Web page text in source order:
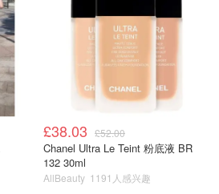
了其中2/3来凉拌当晚餐。热油淋
，些许盐；拌一拌开吃～ 吃上一
吧，可以吃很久还没有多少卡，简
价值很高：富含碘、维生素、镁、
种微量元素；口味也很鲜美。对我
能帮助肠蠕动，促消化；卡路里极
£38.03 £52.00
Chanel Ultra Le Teint 粉底液 BR
132 30ml
AllBeauty 1191人感兴趣